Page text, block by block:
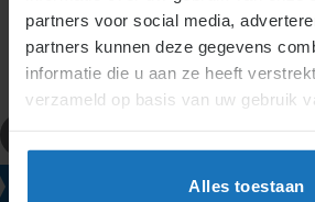
partners voor social media,
partners kunnen deze gegevens
informatie die u aan ze heeft
verzameld op basis van uw gebruik
Alles toestaan
Transitievergoeding